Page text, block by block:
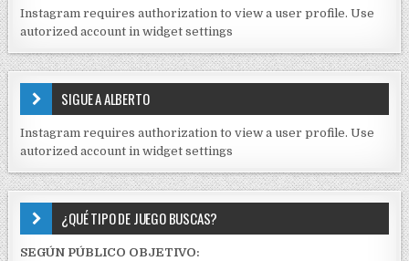
I
D
S
E
J
C
K
Instagram requires authorization to view a user profile. Use
autorized account in widget settings
SIGUE A ALBERTO
Instagram requires authorization to view a user profile. Use
autorized account in widget settings
¿QUÉ TIPO DE JUEGO BUSCAS?
SEGÚN PÚBLICO OBJETIVO: